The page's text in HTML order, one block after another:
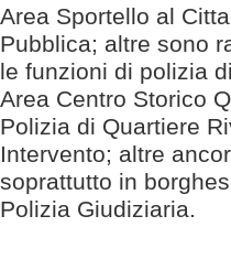
Area Sportello al
Pubblica; altre sono
le funzioni di polizia
Area Centro Storico
Polizia di Quartiere
Intervento; altre
soprattutto in
Polizia Giudiziaria.